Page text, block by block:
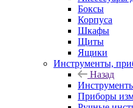
Боксы
Корпуса
Шкафы
Щиты
Ящики
Инструменты,
Назад
Приборы